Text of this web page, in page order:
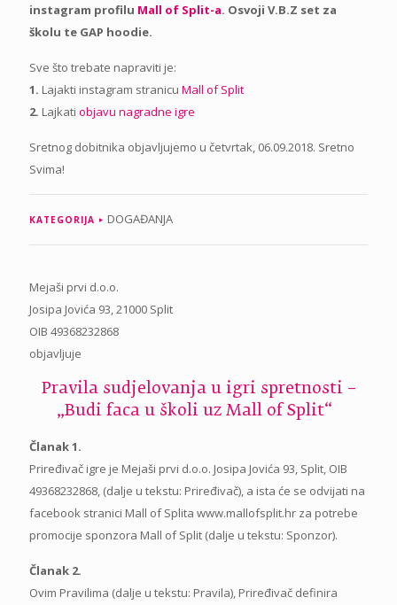
instagram profilu Mall of Split-a. Osvoji V.B.Z set za
školu te GAP hoodie.
Sve što trebate napraviti je:
1. Lajakti instagram stranicu Mall of Split
2. Lajkati objavu nagradne igre
Sretnog dobitnika objavljujemo u četvrtak, 06.09.2018. Sretno
Svima!
KATEGORIJA DOGAĐANJA
Mejaši prvi d.o.o.
Josipa Jovića 93, 21000 Split
OIB 49368232868
objavljuje
Pravila sudjelovanja u igri spretnosti –
„Budi faca u školi uz Mall of Split“
Članak 1.
Priređivač igre je Mejaši prvi d.o.o. Josipa Jovića 93, Split, OIB
49368232868, (dalje u tekstu: Priređivač), a ista će se odvijati na
facebook stranici Mall of Splita www.mallofsplit.hr za potrebe
promocije sponzora Mall of Split (dalje u tekstu: Sponzor).
Članak 2.
Ovim Pravilima (dalje u tekstu: Pravila), Priređivač definira